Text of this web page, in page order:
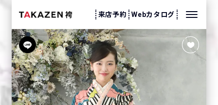
来店予約 Webカタログ